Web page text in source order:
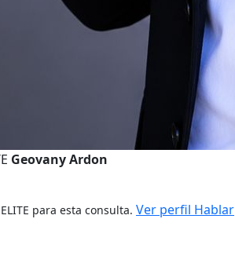
Geovany Ardon
para esta consulta. Ver perfil Hablar